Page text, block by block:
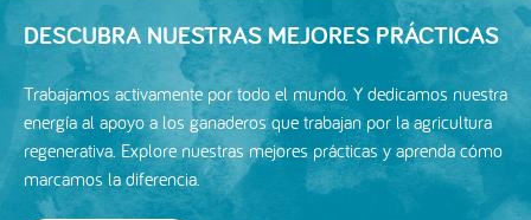
DESCUBRA NUESTRAS MEJORES PRÁCTICAS
Trabajamos activamente por todo el mundo. Y dedicamos nuestra
energía al apoyo a los ganaderos que trabajan por la agricultura
regenerativa. Explore nuestras mejores prácticas y aprenda cómo
marcamos la diferencia.